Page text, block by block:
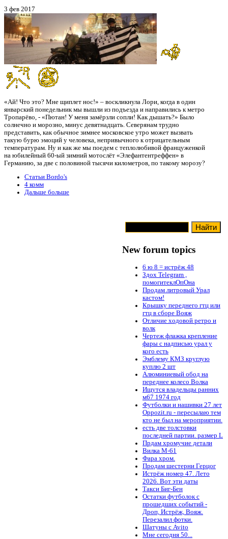
3 фев 2017
«Ай! Что это? Мне щиплет нос!» – воскликнула Лори, когда в один
январский понедельник мы вышли из подъезда и направились к метро
Тропарёво, - «Пютан! У меня замёрзли сопли! Как дышать?» Было
солнечно и морозно, минус девятнадцать. Северянам трудно
представить, как обычное зимнее московское утро может вызвать
такую бурю эмоций у человека, непривычного к отрицательным
температурам. Ну и как же мы поедем с теплолюбивой француженкой
на юбилейный 60-ый зимний мотослёт «Элефантентреффен» в
Германию, за две с половиной тысячи километров, по такому морозу?
Статьи Bordo's
4 комм
Дальше больше
New forum topics
6 ю 8 = истрёж 48
Здох Telegram ,
помогитеклОпОна
Продам литровый Урал
кастом!
Крышку переднего гтц или
гтц в сборе Вояж
Отличие ходовой ретро и
волк
Чертеж флажка крепление
фары с надписью урал у
кого есть
Эмблему КМЗ круглую
куплю 2 шт
Алюминиевый обод на
переднее колесо Волка
Ищутся владельцы ранних
м67 1974 год
Футболки и нашивки 27 лет
Oppozit.ru - пересылаю тем
кто не был на мероприятии.
есть две толстовки
последней партии. размер L
Прдам хромучие детали
Вилка М-61
Фара хром.
Продам шестерни Герцог
Истрёж номер 47. Лето
2026. Вот эти даты
Такси Биг-Бен
Остатки футболок с
прошедших событий -
Дроп, Истрёж, Вояж.
Перезалил фотки.
Шатуны с Avito
Мне сегодня 50...